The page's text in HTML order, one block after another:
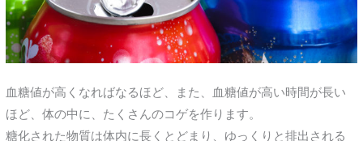
血糖値が高くなればなるほど、また、血糖値が高い時間が長い
ほど、体の中に、たくさんのコゲを作ります。
糖化された物質は体内に長くとどまり、ゆっくりと排出される